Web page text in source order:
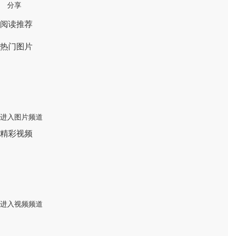
分享
阅读推荐
热门图片
进入图片频道
精彩视频
进入视频频道